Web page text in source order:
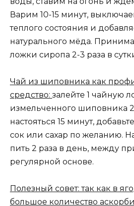
Варим 10-15 минут,
теплого состояния и
натурального мёда.
ложки сиропа 2-3 раза в
Чай из шиповника как
средство: залейте 1 чайную
измельченного шиповника
настояться 15 минут,
сок или сахар по желанию.
пить 2 раза в день, между
регулярной основе.
Полезный совет: так как в
большое количество